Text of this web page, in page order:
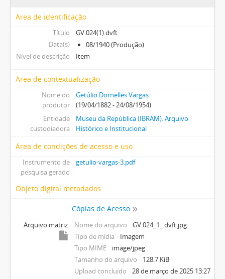
Área de identificação
Título
GV.024(1).dvft
Data(s)
08/1940 (Produção)
Nível de descrição
Item
Área de contextualização
Nome do
produtor
Getúlio Dornelles Vargas
(19/04/1882 - 24/08/1954)
Entidade
custodiadora
Museu da República (IBRAM). Arquivo
Histórico e Institucional
Área de condições de acesso e uso
Instrumento de
pesquisa gerado
getulio-vargas-3.pdf
Objeto digital metadados
Cópias de Acesso
Arquivo matriz Nome do arquivo
GV.024_1_.dvft.jpg
Tipo de mídia
Imagem
Tipo MIME
image/jpeg
Tamanho do arquivo
128.7 KiB
Upload concluído
28 de março de 2025 13:27